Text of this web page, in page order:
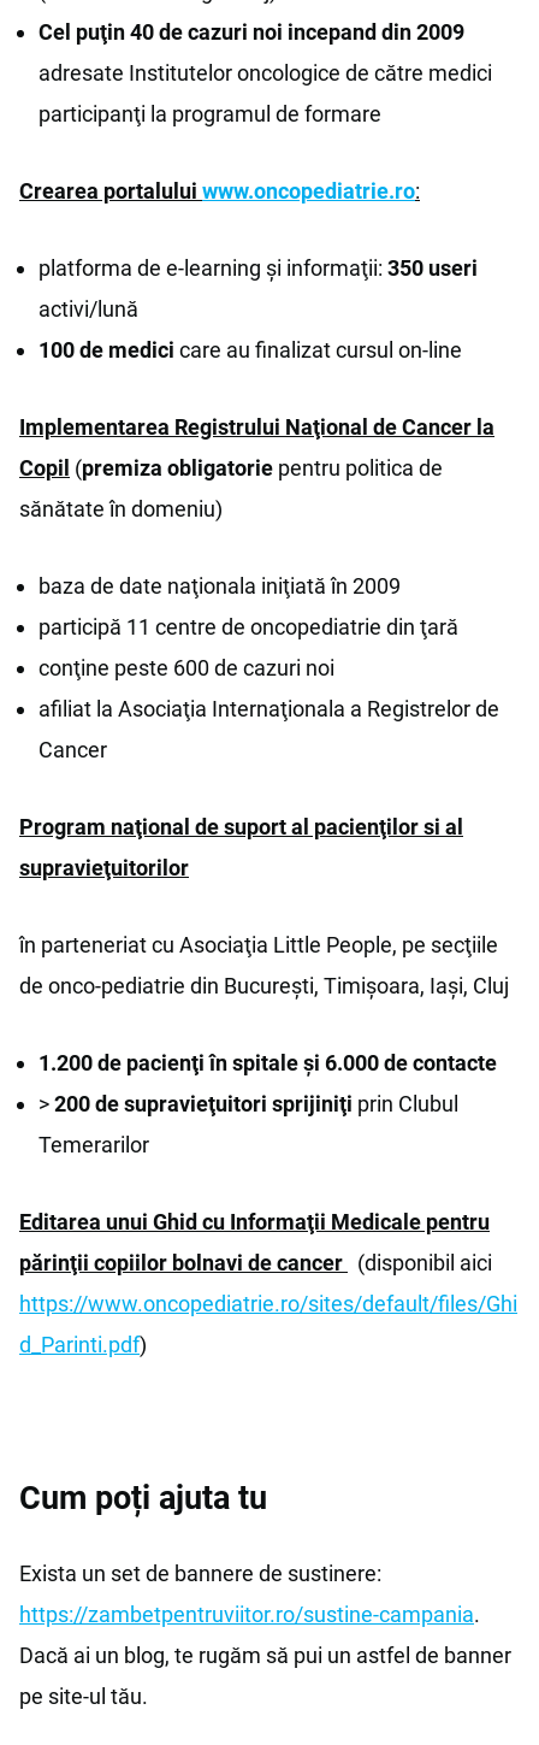
Cel puţin 40 de cazuri noi incepand din 2009
adresate Institutelor oncologice de către medici
participanţi la programul de formare
Crearea portalului www.oncopediatrie.ro:
platforma de e-learning şi informaţii: 350 useri
activi/lună
100 de medici care au finalizat cursul on-line
Implementarea Registrului Naţional de Cancer la
Copil (premiza obligatorie pentru politica de
sănătate în domeniu)
baza de date naţionala iniţiată în 2009
participă 11 centre de oncopediatrie din ţară
conţine peste 600 de cazuri noi
afiliat la Asociaţia Internaţionala a Registrelor de
Cancer
Program naţional de suport al pacienţilor si al
supravieţuitorilor
în parteneriat cu Asociaţia Little People, pe secţiile
de onco-pediatrie din Bucureşti, Timişoara, Iaşi, Cluj
1.200 de pacienţi în spitale şi 6.000 de contacte
>200 de supravieţuitori sprijiniţi prin Clubul
Temerarilor
Editarea unui Ghid cu Informaţii Medicale pentru
părinţii copiilor bolnavi de cancer
(disponibil aici
https://www.oncopediatrie.ro/sites/default/files/Ghi
d_Parinti.pdf)
Cum poți ajuta tu
Exista un set de bannere de sustinere:
https://zambetpentruviitor.ro/sustine-campania.
Dacă ai un blog, te rugăm să pui un astfel de banner
pe site-ul tău.